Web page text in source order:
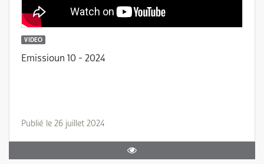
VIDEO
Emissioun 10 - 2024
Publié le 26 juillet 2024